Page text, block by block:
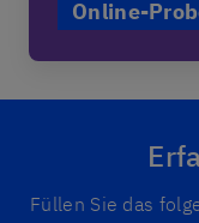
Online-
Füllen Sie das